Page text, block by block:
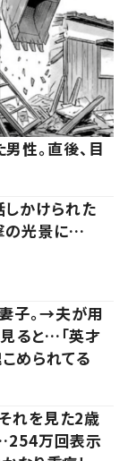
性。直後、目
かけられた
の光景に…
子。→夫が用
ると…「英才
められてる
れを見た2歳
万回表示